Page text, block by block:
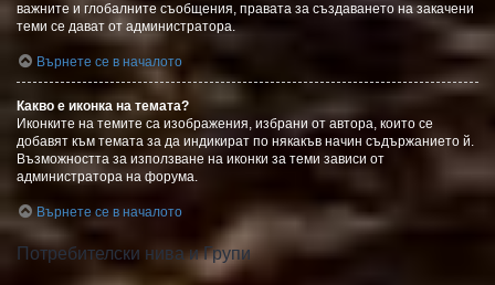
важните и глобалните съобщения, правата за създаването на закачени
теми се дават от администратора.
Върнете се в началото
Какво е иконка на темата?
Иконките на темите са изображения, избрани от автора, които се
добавят към темата за да индикират по някакъв начин съдържанието й.
Възможността за използване на иконки за теми зависи от
администратора на форума.
Върнете се в началото
Потребителски нива и Групи